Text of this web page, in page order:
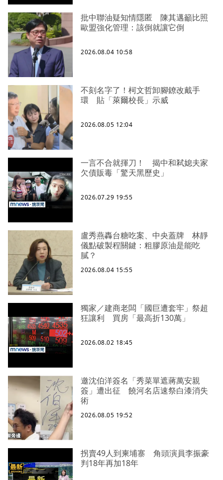
批中聯油疑知情隱匿 陳其邁籲比照
歐盟強化管理：該倒就讓它倒
2026.08.04 10:58
不刻名字了！柯文哲卸腳鐐改戴手
環 貼「萊爾校長」示威
2026.08.05 12:04
一言不合就揮刀！ 揭中和弒媳夫家
欠債販毒「驚天黑歷史」
2026.07.29 19:55
盧秀燕轟台糖吃案、中央蓋牌 林靜
儀點破製程關鍵：粗膠原油是能吃
膩？
2026.08.04 15:55
獨家／建商老闆「國巨遭套牢」祭超
狂讓利 買房「最高折130萬」
2026.08.02 18:45
邀沈伯洋簽名「秀菜單遮蔣萬安親
簽」遭出征 饒河名店速祭白漆消失
術
2026.08.05 19:52
拐賣49人到柬埔寨 角頭演員李振豪
判18年再加18年